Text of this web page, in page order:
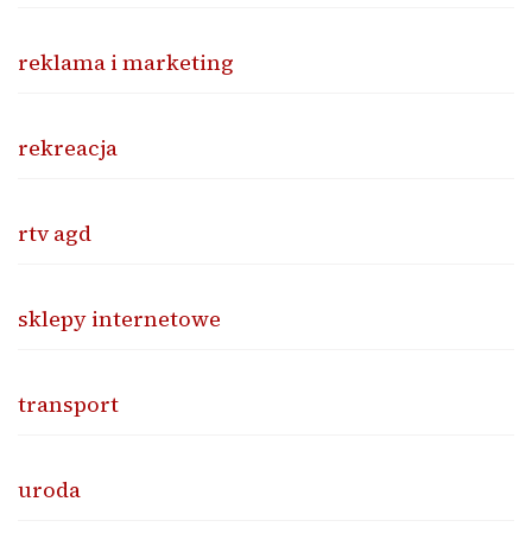
reklama i marketing
rekreacja
rtv agd
sklepy internetowe
transport
uroda